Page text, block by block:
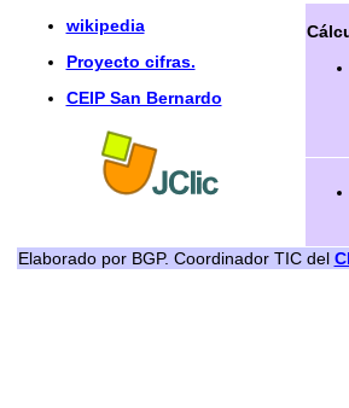
wikipedia
Proyecto cifras.
CEIP San Bernardo
Elaborado por BGP. Coordinador TIC del